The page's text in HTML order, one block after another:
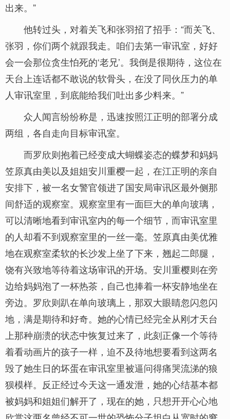
出来。”
他转过头，对着关飞和张羽招了招手：“而关飞、
张羽，你们两个就跟我走。咱们去第一审讯室，好好
会一会那位贪生怕死的‘老兄’。我倒是很期待，这位在
天台上连话都不敢说的软骨头，在没了同伙压力的单
人审讯室里，到底能给我们吐出多少料来。”
众人闻言纷纷称是，迅速按照江正明的部署分成
两组，各自走向目标审讯室。
而罗欣则抱着已经变成大蝴蝶姿态的蝶梦和妈妈
笠原真由美以及姐姐安川重樱一起，在江正明的亲自
安排下，被一名女警官领进了国安局审讯区最外侧那
间舒适的观察室。观察室里有一面巨大的单向玻璃，
可以清晰地看到审讯室内的每一个细节，而审讯室里
的人却看不到观察室里的一丝一毫。笠原真由美优雅
地在观察室柔软的长沙发上坐了下来，翘起二郎腿，
饶有兴致地等待着这场审讯的开场。安川重樱则在旁
边给妈妈泡了一杯热茶，自己也捧着一杯安静地坐在
旁边。罗欣则趴在单向玻璃上，那双大眼睛忽闪忽闪
地，满是期待和好奇。她的心情已经完全从刚才天台
上那种崩溃的状态中恢复过来了，此刻正像一个等待
着看动画片的孩子一样，迫不及待地想要看到这两名
毁了她生日的坏蛋在审讯室里被逼问得痛哭流涕的狼
狈模样。反正经过今天这一通发泄，她的心结基本都
被妈妈和姐姐们解开了，现在的她，只想开开心心地